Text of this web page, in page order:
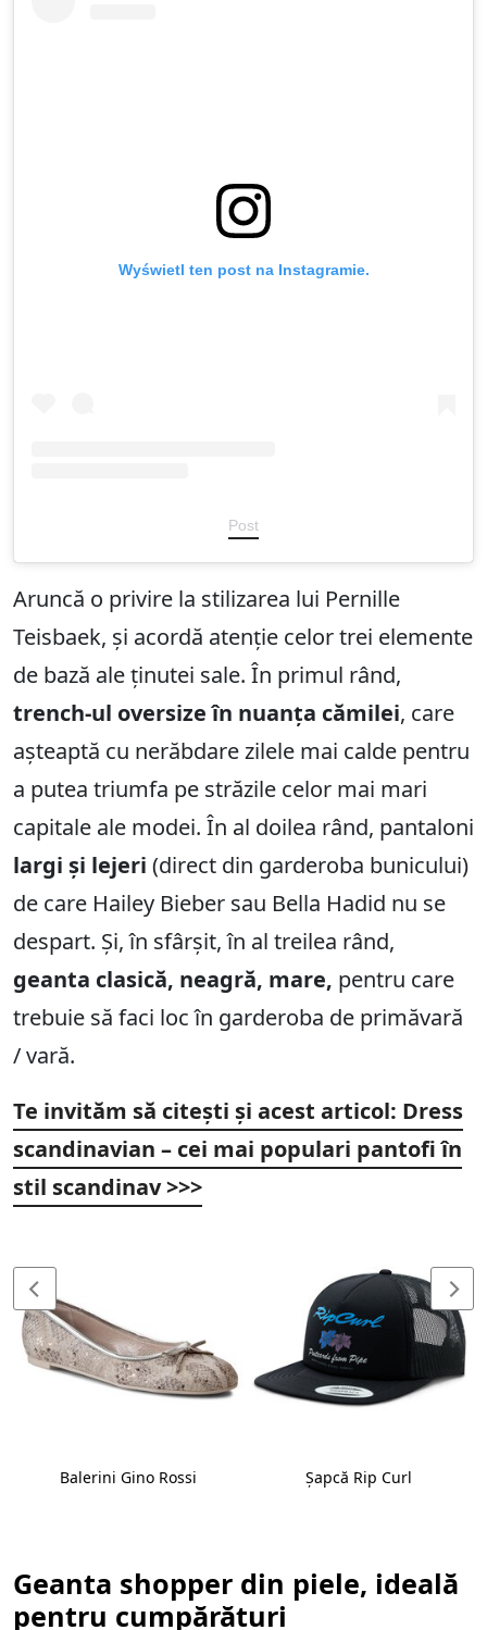
Wyświetl ten post na Instagramie.
Post
Aruncă o privire la stilizarea lui Pernille
Teisbaek, și acordă atenție celor trei elemente
de bază ale ținutei sale. În primul rând,
trench-ul oversize în nuanța cămilei, care
așteaptă cu nerăbdare zilele mai calde pentru
a putea triumfa pe străzile celor mai mari
capitale ale modei. În al doilea rând, pantaloni
largi și lejeri (direct din garderoba bunicului)
de care Hailey Bieber sau Bella Hadid nu se
despart. Și, în sfârșit, în al treilea rând,
geanta clasică, neagră, mare, pentru care
trebuie să faci loc în garderoba de primăvară
/ vară.
Te invităm să citești și acest articol: Dress
scandinavian – cei mai populari pantofi în
stil scandinav >>>
Balerini Gino Rossi Șapcă Rip Curl
Geanta shopper din piele, ideală
pentru cumpărături